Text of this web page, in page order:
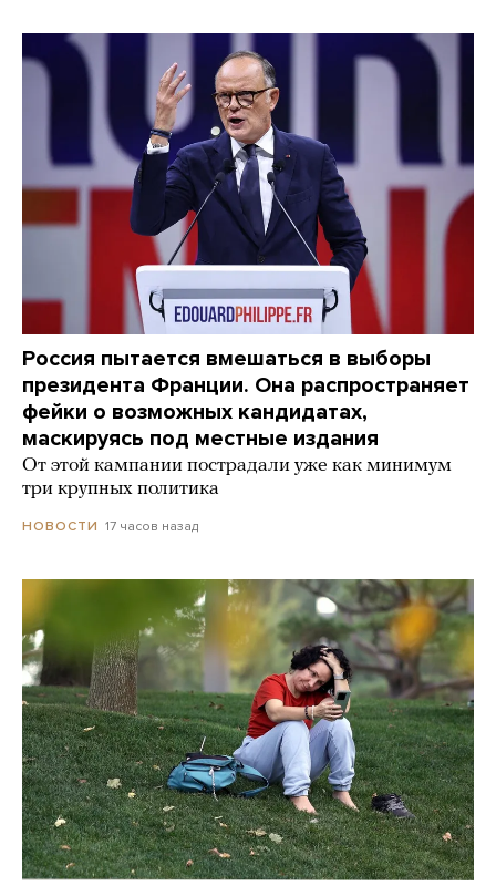
Россия пытается вмешаться в выборы
президента Франции. Она распространяет
фейки о возможных кандидатах,
маскируясь под местные издания
От этой кампании пострадали уже как минимум
три крупных политика
НОВОСТИ 17 часов назад